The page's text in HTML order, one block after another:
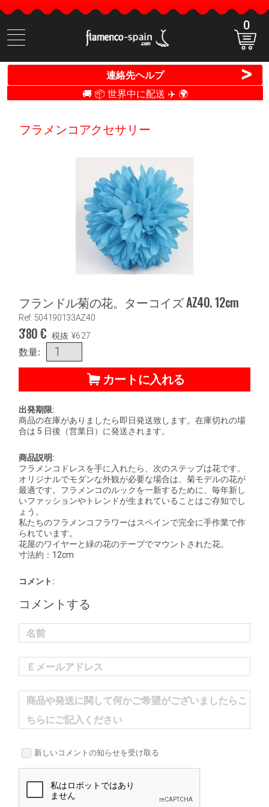
商
品
検
0
連絡先ヘルプ >
🚚 📦 世界中に配送 ✈️ 🌍
フラメンコアクセサリー
フランドル菊の花。ターコイズ AZ40. 12cm
Ref: 504190133AZ40
3'80€ 税抜 ¥627
数量:
カートに入れる
出発期限:
商品の在庫がありましたら即日発送致します。在庫切れの場
合は 5 日後（営業日）に発送されます。
商品説明:
フラメンコドレスを手に入れたら、次のステップは花です。
オリジナルでモダンな外観が必要な場合は、菊モデルの花が
最適です。フラメンコのルックを一新するために、毎年新し
いファッションやトレンドが生まれていることはご存知でし
ょう。
私たちのフラメンコフラワーはスペインで完全に手作業で作
られています。
花屋のワイヤーと緑の花のテープでマウントされた花。
寸法約：12cm
コメント:
コメントする
名前
Ｅメールアドレス
商品や発送に関して何かご希望がございましたらこ
ちらにご記入ください
新しいコメントの知らせを受け取る